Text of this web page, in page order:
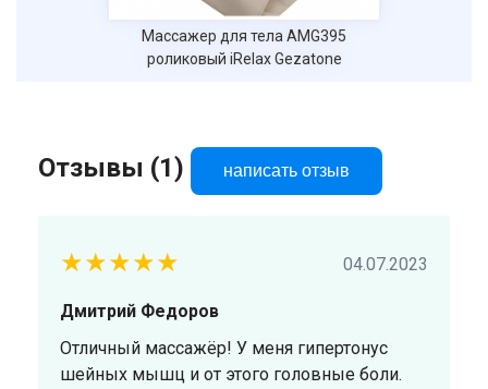
Массажер для тела AMG395
роликовый iRelax Gezatone
Отзывы (1) написать отзыв
★★★★★ 04.07.2023
Дмитрий Федоров
Отличный массажёр! У меня гипертонус
шейных мышц и от этого головные боли.